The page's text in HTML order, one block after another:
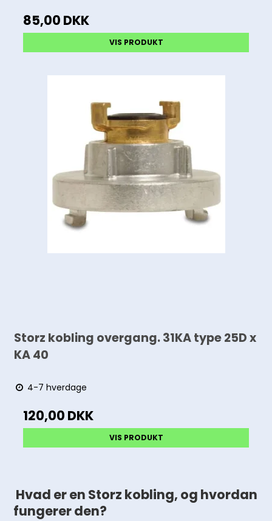
85,00 DKK
VIS PRODUKT
Storz kobling overgang. 31KA type 25D x
KA 40
4-7 hverdage
120,00 DKK
VIS PRODUKT
Hvad er en Storz kobling, og hvordan
fungerer den?